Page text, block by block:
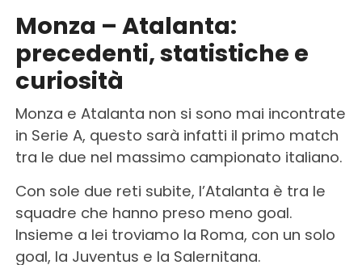
Monza – Atalanta:
precedenti, statistiche e
curiosità
Monza e Atalanta non si sono mai incontrate
in Serie A, questo sarà infatti il primo match
tra le due nel massimo campionato italiano.
Con sole due reti subite, l’Atalanta è tra le
squadre che hanno preso meno goal.
Insieme a lei troviamo la Roma, con un solo
goal, la Juventus e la Salernitana.